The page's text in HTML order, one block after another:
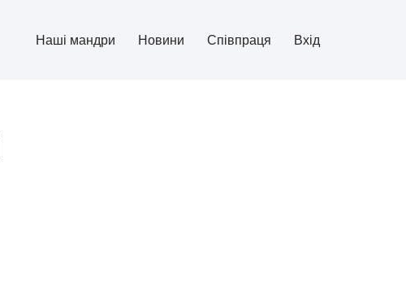
Наші мандри Новини Співпраця Вхід